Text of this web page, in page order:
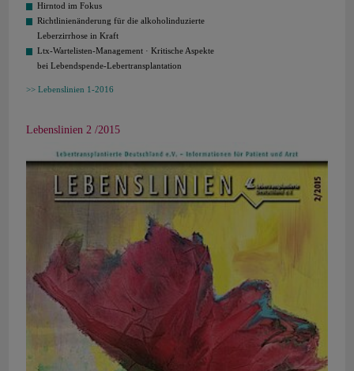
Hirntod im Fokus
Richtlinienänderung für die alkoholinduzierte
Leberzirrhose in Kraft
Ltx-Wartelisten-Management · Kritische Aspekte
bei Lebendspende-Lebertransplantation
Lebenslinien 1-2016
Lebenslinien 2 /2015